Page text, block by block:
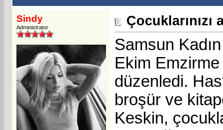
Sindy
Administrator
Samsun
Ekim
düzenledi.
broşür ve
Keskin,